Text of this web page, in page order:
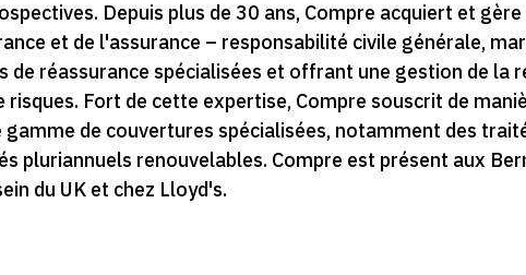
Depuis plus de 30 ans, Compre acquiert et
et de l'assurance – responsabilité civile générale,
de réassurance spécialisées et offrant une gestion de la
Fort de cette expertise, Compre souscrit de
de couvertures spécialisées, notamment des
pluriannuels renouvelables. Compre est présent aux
du UK et chez Lloyd's.